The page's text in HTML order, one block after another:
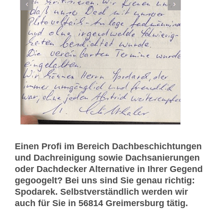
Einen Profi im Bereich Dachbeschichtungen
und Dachreinigung sowie Dachsanierungen
oder Dachdecker Alternative in Ihrer Gegend
gegoogelt? Bei uns sind Sie genau richtig:
Spodarek. Selbstverständlich werden wir
auch für Sie in 56814 Greimersburg tätig.